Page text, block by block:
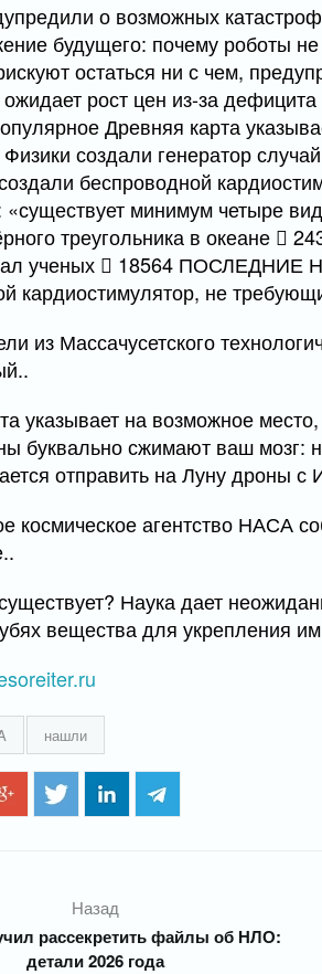
о возможных
будущего: почему роботы
остаться ни с чем,
ожидает рост цен из-за
Древняя карта
создали генератор
беспроводной
минимум четыре
треугольника в океане
ученых
18564 ПОСЛЕДНИЕ
кардиостимулятор, не
из Массачусетского
указывает на возможное
буквально сжимают ваш мозг:
отправить на Луну дроны с
космическое агентство НАСА
Наука дает
вещества для укрепления
нашли
Назад
рассекретить файлы об НЛО:
детали 2026 года